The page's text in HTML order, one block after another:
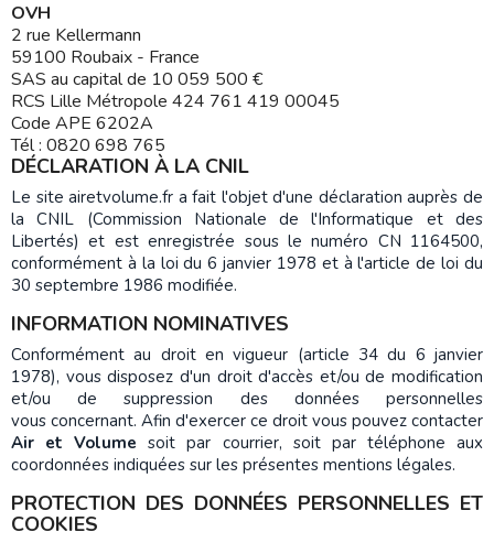
OVH
2 rue Kellermann
59100 Roubaix - France
SAS au capital de 10 059 500 €
RCS Lille Métropole 424 761 419 00045
Code APE 6202A
Tél : 0820 698 765
DÉCLARATION À LA CNIL
Le site airetvolume.fr a fait l'objet d'une déclaration auprès de
la CNIL (Commission Nationale de l'Informatique et des
Libertés) et est enregistrée sous le numéro CN 1164500,
conformément à la loi du 6 janvier 1978 et à l'article de loi du
30 septembre 1986 modifiée.
INFORMATION NOMINATIVES
Conformément au droit en vigueur (article 34 du 6 janvier
1978), vous disposez d'un droit d'accès et/ou de modification
et/ou de suppression des données personnelles
vous concernant. Afin d'exercer ce droit vous pouvez contacter
Air et Volume soit par courrier, soit par téléphone aux
coordonnées indiquées sur les présentes mentions légales.
PROTECTION DES DONNÉES PERSONNELLES ET
COOKIES